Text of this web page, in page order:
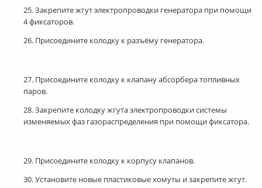
25. Закрепите жгут электропроводки генератора при помощи
4 фиксаторов.
26. Присоедините колодку к разъёму генератора.
27. Присоедините колодку к клапану абсорбера топливных
паров.
28. Закрепите колодку жгута электропроводки системы
изменяемых фаз газораспределения при помощи фиксатора.
29. Присоедините колодку к корпусу клапанов.
30. Установите новые пластиковые хомуты и закрепите жгут.